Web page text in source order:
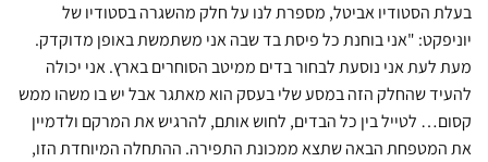
בעלת הסטודיו אביטל, מספרת לנו על חלק מהשגרה בסטודיו של
יוניפקט: "אני בוחנת כל פיסת בד שבה אני משתמשת באופן מדוקדק.
מעת לעת אני נוסעת לבחור בדים ממיטב הסוחרים בארץ. אני יכולה
להעיד שהחלק הזה במסע שלי בעסק הוא מאתגר אבל יש בו משהו ממש
קסום… לטייל בין כל הבדים, לחוש אותם, להרגיש את המרקם ולדמיין
את המטפחת הבאה שתצא ממכונת התפירה. ההתחלה המיוחדת הזו,